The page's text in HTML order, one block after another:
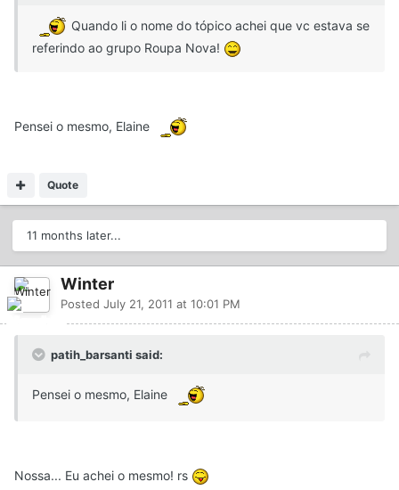
Quando li o nome do tópico achei que vc estava se
referindo ao grupo Roupa Nova!
Pensei o mesmo, Elaine
Quote
11 months later...
Winter
Posted July 21, 2011 at 10:01 PM
patih_barsanti said:
Pensei o mesmo, Elaine
Nossa... Eu achei o mesmo! rs